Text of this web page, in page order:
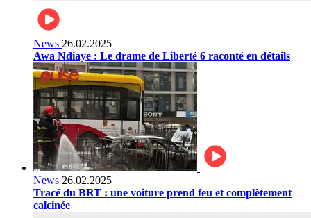
News 26.02.2025
Awa Ndiaye : Le drame de Liberté 6 raconté en détails
News 26.02.2025
Tracé du BRT : une voiture prend feu et complètement
calcinée